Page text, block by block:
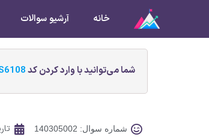
خانه آرشیو سوالات
شما می‌توانید با وارد کردن کد
شماره سوال: 140305002